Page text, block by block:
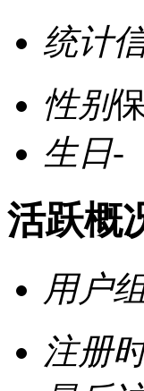
统计
性别
生日-
活跃概
用户
注册